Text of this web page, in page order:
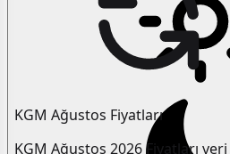
KGM Ağustos Fiyatları
KGM Ağustos 2026 Fiyatları